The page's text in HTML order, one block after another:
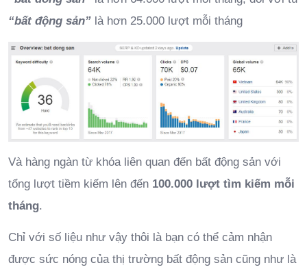
“bất động sản” là hơn 25.000 lượt mỗi tháng
Và hàng ngàn từ khóa liên quan đến bất động sản với
tổng lượt tiềm kiếm lên đến 100.000 lượt tìm kiếm mỗi
tháng.
Chỉ với số liệu như vậy thôi là bạn có thể cảm nhận
được sức nóng của thị trường bất động sản cũng như là